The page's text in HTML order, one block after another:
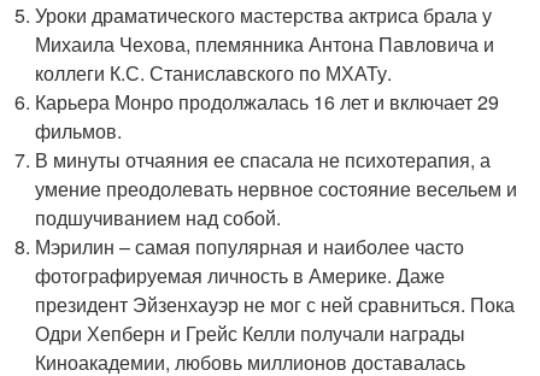
Уроки драматического мастерства актриса брала у
Михаила Чехова, племянника Антона Павловича и
коллеги К.С. Станиславского по МХАТу.
Карьера Монро продолжалась 16 лет и включает 29
фильмов.
В минуты отчаяния ее спасала не психотерапия, а
умение преодолевать нервное состояние весельем и
подшучиванием над собой.
Мэрилин – самая популярная и наиболее часто
фотографируемая личность в Америке. Даже
президент Эйзенхауэр не мог с ней сравниться. Пока
Одри Хепберн и Грейс Келли получали награды
Киноакадемии, любовь миллионов доставалась